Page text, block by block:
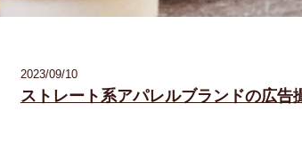
2023/09/10
ストレート系アパレルブランドの広告